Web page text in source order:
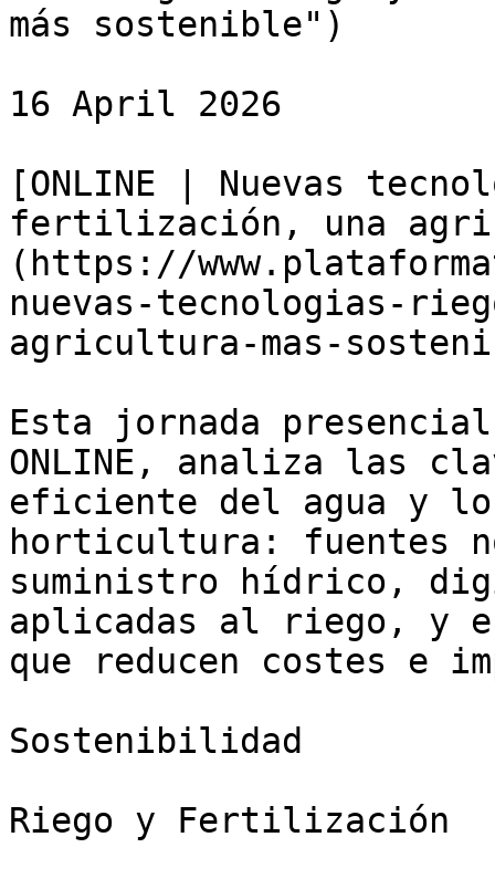
más sostenible")
16 April 2026
[ONLINE | Nuevas
fertilización, una
(https://
nuevas-tecnologias-
agricultura-mas-
Esta jornada
ONLINE, analiza las
eficiente del agua y
horticultura: fuentes
suministro hídrico,
aplicadas al riego, y
que reducen costes e
Sostenibilidad
Riego y Fertilización